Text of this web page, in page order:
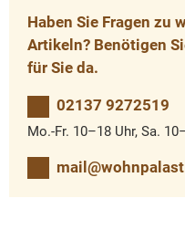
Haben Sie Fragen zu
Artikeln? Benötigen
für Sie da.
02137 9272519
Mo.-Fr. 10–18 Uhr, Sa.